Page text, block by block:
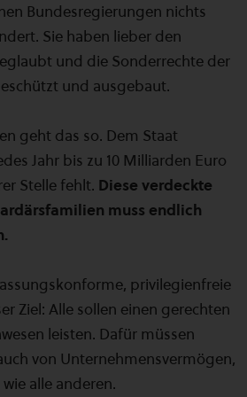
Bundesregierungen nichts
Sie haben lieber den
und die Sonderrechte der
und ausgebaut.
geht das so. Dem Staat
Jahr bis zu 10 Milliarden Euro
Stelle fehlt. Diese verdeckte
muss endlich
privilegienfreie
Ziel: Alle sollen einen gerechten
leisten. Dafür müssen
von Unternehmensvermögen,
alle anderen.